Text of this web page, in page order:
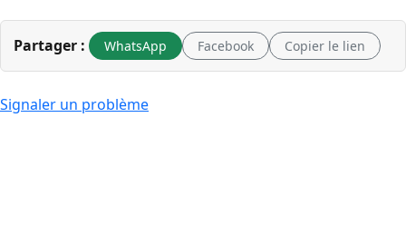
Partager : WhatsApp Facebook Copier le lien
Signaler un problème